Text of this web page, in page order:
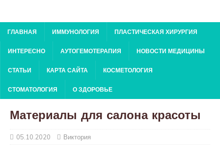
ГЛАВНАЯ ИММУНОЛОГИЯ ПЛАСТИЧЕСКАЯ ХИРУРГИЯ
ИНТЕРЕСНО АУТОГЕМОТЕРАПИЯ НОВОСТИ МЕДИЦИНЫ
СТАТЬИ КАРТА САЙТА КОСМЕТОЛОГИЯ
СТОМАТОЛОГИЯ О ЗДОРОВЬЕ
Материалы для салона красоты
05.10.2020 Виктория